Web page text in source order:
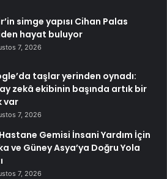
simge yapısı Cihan Palas
hayat buluyor
7, 2026
taşlar yerinden oynadı:
zekâ ekibinin başında artık bir
var
7, 2026
Gemisi İnsani Yardım İçin
ve Güney Asya’ya Doğru Yola
7, 2026